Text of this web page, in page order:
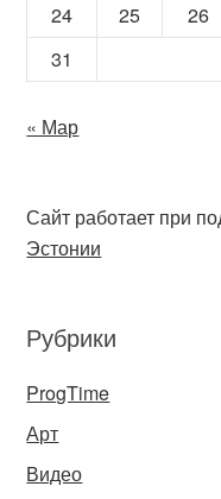
24
25 26
31
« Мар
Сайт работает при
Эстонии
Рубрики
ProgTime
Арт
Видео